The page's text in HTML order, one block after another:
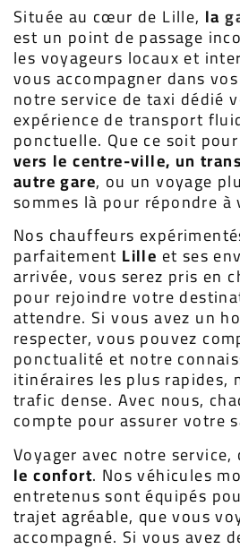
Située au cœur de Lille, la
est un point de passage
les voyageurs locaux et
vous accompagner dans
notre service de taxi dédié
expérience de transport
ponctuelle. Que ce soit
vers le centre-ville, un
autre gare, ou un voyage
sommes là pour répondre à
Nos chauffeurs
parfaitement Lille et ses
arrivée, vous serez pris en
pour rejoindre votre
attendre. Si vous avez un
respecter, vous pouvez
ponctualité et notre
itinéraires les plus rapides,
trafic dense. Avec nous,
compte pour assurer votre
Voyager avec notre service,
le confort. Nos véhicules
entretenus sont équipés
trajet agréable, que vous
accompagné. Si vous avez